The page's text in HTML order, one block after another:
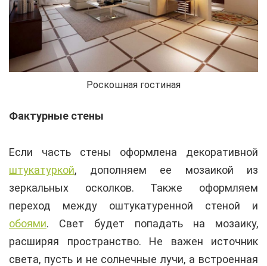
Роскошная гостиная
Фактурные стены
Если часть стены оформлена декоративной
штукатуркой, дополняем ее мозаикой из
зеркальных осколков. Также оформляем
переход между оштукатуренной стеной и
обоями. Свет будет попадать на мозаику,
расширяя пространство. Не важен источник
света, пусть и не солнечные лучи, а встроенная